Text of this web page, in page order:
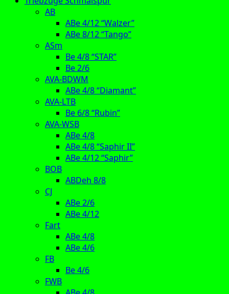
AB
ABe 4/12 “Walzer”
ABe 8/12 “Tango”
ASm
Be 4/8 “STAR”
Be 2/6
AVA-BDWM
ABe 4/8 “Diamant”
AVA-LTB
Be 6/8 “Rubin”
AVA-WSB
ABe 4/8
ABe 4/8 “Saphir II”
ABe 4/12 “Saphir”
BOB
ABDeh 8/8
CJ
ABe 2/6
ABe 4/12
Fart
ABe 4/8
ABe 4/6
FB
Be 4/6
FWB